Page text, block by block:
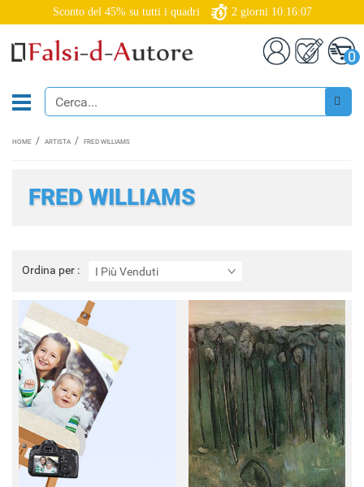
Sconto del 45% su tutti i quadri 2 giorni 10:16:06
0
HOME ARTISTA FRED WILLIAMS
FRED WILLIAMS
Ordina per : I Più Venduti
Ordina
per